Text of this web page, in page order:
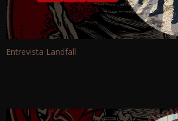
Entrevista Landfall